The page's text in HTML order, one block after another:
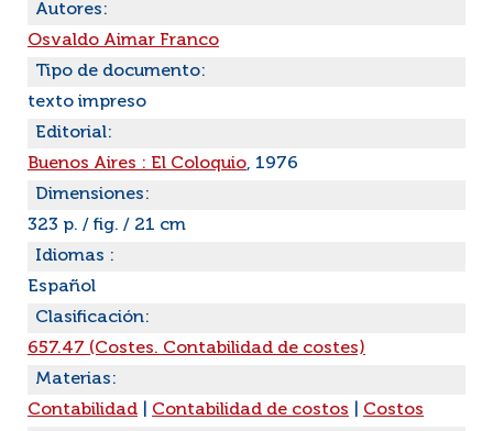
Autores:
Osvaldo Aimar Franco
Tipo de documento:
texto impreso
Editorial:
Buenos Aires : El Coloquio, 1976
Dimensiones:
323 p. / fig. / 21 cm
Idiomas :
Español
Clasificación:
657.47 (Costes. Contabilidad de costes)
Materias:
Contabilidad
Contabilidad de costos
Costos